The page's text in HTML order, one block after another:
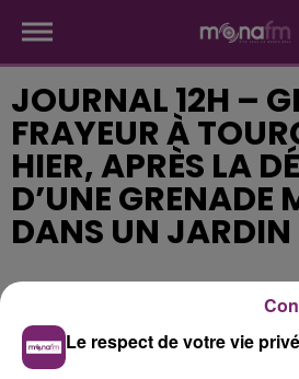
JOURNAL 12H –
FRAYEUR À
HIER, APRÈS LA
D’UNE GRENADE
DANS UN JARDIN
Le respect de votre vie